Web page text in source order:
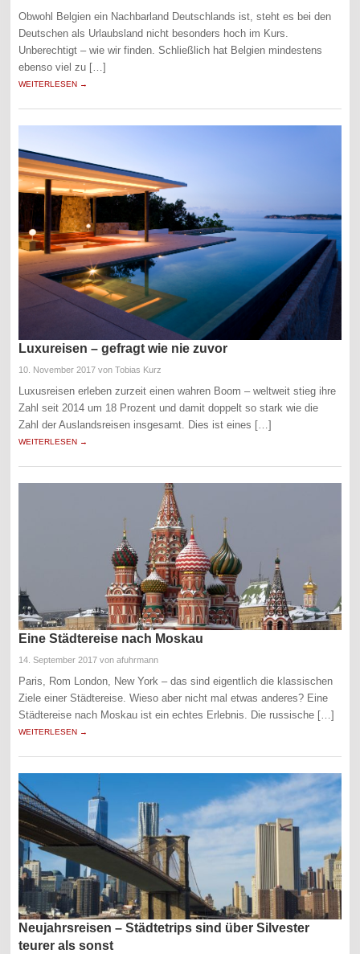
Obwohl Belgien ein Nachbarland Deutschlands ist, steht es bei den
Deutschen als Urlaubsland nicht besonders hoch im Kurs.
Unberechtigt – wie wir finden. Schließlich hat Belgien mindestens
ebenso viel zu […]
WEITERLESEN →
Luxureisen – gefragt wie nie zuvor
10. November 2017 von Tobias Kurz
Luxusreisen erleben zurzeit einen wahren Boom – weltweit stieg ihre
Zahl seit 2014 um 18 Prozent und damit doppelt so stark wie die
Zahl der Auslandsreisen insgesamt. Dies ist eines […]
WEITERLESEN →
Eine Städtereise nach Moskau
14. September 2017 von afuhrmann
Paris, Rom London, New York – das sind eigentlich die klassischen
Ziele einer Städtereise. Wieso aber nicht mal etwas anderes? Eine
Städtereise nach Moskau ist ein echtes Erlebnis. Die russische […]
WEITERLESEN →
Neujahrsreisen – Städtetrips sind über Silvester
teurer als sonst